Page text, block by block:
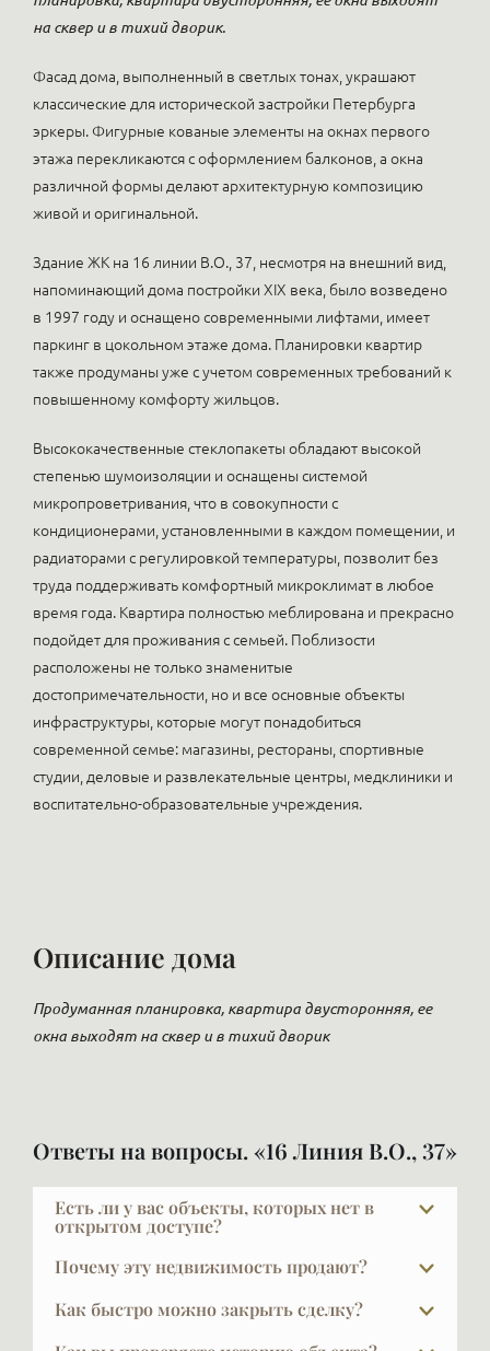
на сквер и в тихий дворик.
Фасад дома, выполненный в светлых тонах, украшают
классические для исторической застройки Петербурга
эркеры. Фигурные кованые элементы на окнах первого
этажа перекликаются с оформлением балконов, а окна
различной формы делают архитектурную композицию
живой и оригинальной.
Здание ЖК на 16 линии В.О., 37, несмотря на внешний вид,
напоминающий дома постройки XIX века, было возведено
в 1997 году и оснащено современными лифтами, имеет
паркинг в цокольном этаже дома. Планировки квартир
также продуманы уже с учетом современных требований к
повышенному комфорту жильцов.
Высококачественные стеклопакеты обладают высокой
степенью шумоизоляции и оснащены системой
микропроветривания, что в совокупности с
кондиционерами, установленными в каждом помещении, и
радиаторами с регулировкой температуры, позволит без
труда поддерживать комфортный микроклимат в любое
время года. Квартира полностью меблирована и прекрасно
подойдет для проживания с семьей. Поблизости
расположены не только знаменитые
достопримечательности, но и все основные объекты
инфраструктуры, которые могут понадобиться
современной семье: магазины, рестораны, спортивные
студии, деловые и развлекательные центры, медклиники и
воспитательно-образовательные учреждения.
Описание дома
Продуманная планировка, квартира двусторонняя, ее
окна выходят на сквер и в тихий дворик
Ответы на вопросы. «16 Линия В.О., 37»
Есть ли у вас объекты, которых нет в
открытом доступе?
В элите далеко не всё есть в открытой рекламе, и
это объяснимо: часть наших клиентов не хочет,
чтобы кто-то знал, что они планируют продавать
Почему эту недвижимость продают?
Причины абсолютно разные: изменилась семья,
квартира стала большой или маленькой, кто-то
Как быстро можно закрыть сделку?
Обычный срок сделки — около трёх недель.